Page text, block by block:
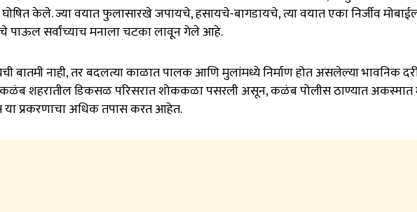
घोषित केले. ज्या वयात फुलासारखे जपायचे, हसायचे-बागडायचे, त्या वयात एका निर्जीव
पाऊल सर्वांच्याच मनाला चटका लावून गेले आहे.
बातमी नाही, तर बदलत्या काळात पालक आणि मुलांमध्ये निर्माण होत असलेल्या भावनिक
शहरातील डिकसळ परिसरात शोककळा पसरली असून, कळंब पोलीस ठाण्यात अकस्मात
प्रकरणाचा अधिक तपास करत आहेत.